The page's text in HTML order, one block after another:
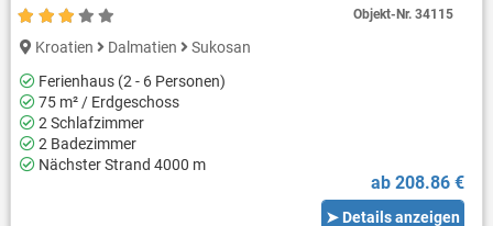
Kroatien Dalmatien
Sukosan
Ferienhaus (2 - 6 Personen)
75 m² / Erdgeschoss
2 Schlafzimmer
2 Badezimmer
Nächster Strand 4000 m
ab 208.86 €
➤ Details anzeigen
Objekt-Nr.34115